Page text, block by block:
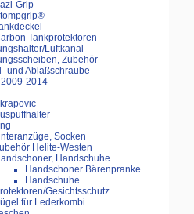
Grip
Tankprotektoren
Luftkanal
Zubehör
und Ablaßschraube
2014
Socken
Helite-Westen
Handschuhe
Handschoner Bärenpranke
Handschuhe
Gesichtsschutz
für Lederkombi